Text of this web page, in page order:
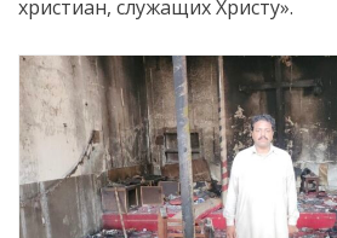
христиан, служащих Христу».